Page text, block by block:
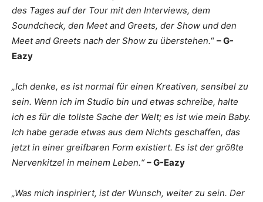
des Tages auf der Tour mit den Interviews, dem
Soundcheck, den Meet and Greets, der Show und den
Meet and Greets nach der Show zu überstehen.“ – G-
Eazy
„Ich denke, es ist normal für einen Kreativen, sensibel zu
sein. Wenn ich im Studio bin und etwas schreibe, halte
ich es für die tollste Sache der Welt; es ist wie mein Baby.
Ich habe gerade etwas aus dem Nichts geschaffen, das
jetzt in einer greifbaren Form existiert. Es ist der größte
Nervenkitzel in meinem Leben.“ – G-Eazy
„Was mich inspiriert, ist der Wunsch, weiter zu sein. Der